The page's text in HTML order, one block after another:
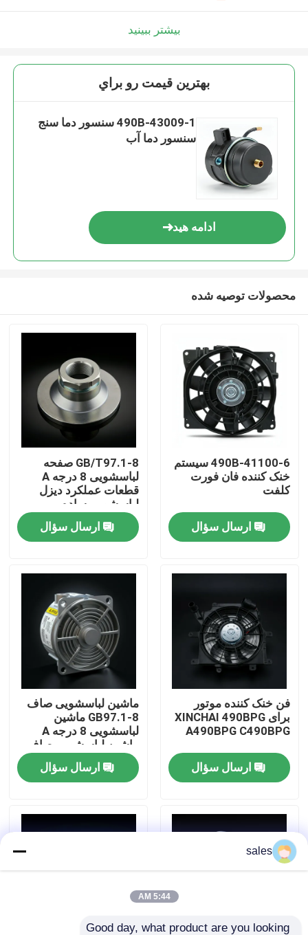
خونه
ویدیو
درباره ما
تور کارخانه
کنترل کیفیت
درخواست نقل قول
مجموعه بلوک موتور و لوازم جانبی
بیشتر ببینید
بهترين قيمت رو براي
490B-43009-1 سنسور دما سنج
سنسور دما آب
ادامه هید
محصولات توصیه شده
490B-41100-6 سیستم
خنک کننده فان فورت
کلفت
ارسال سؤال
GB/T97.1-8 صفحه
لباسشویی 8 درجه A
قطعات عملکرد دیزل
لباسشویی ساده
ارسال سؤال
فن خنک کننده موتور
برای XINCHAI 490BPG
A490BPG C490BPG
ارسال سؤال
ماشین لباسشویی صاف
GB97.1-8 ماشین
لباسشویی 8 درجه A
ماشین لباسشویی صاف
ارسال سؤال
sales
5:44 AM
Good day, what product are you looking